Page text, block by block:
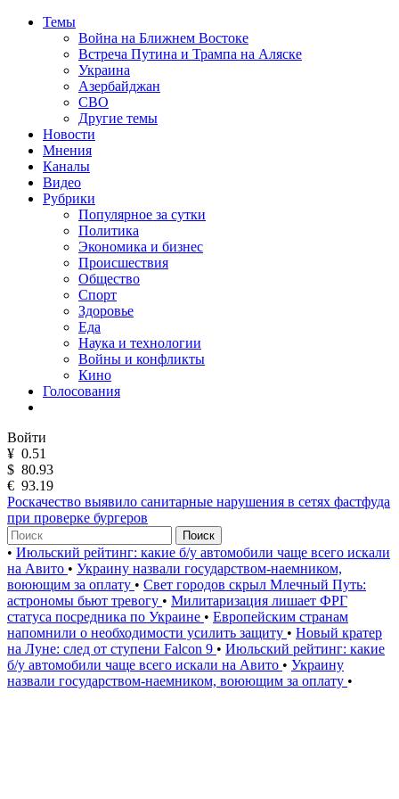
Темы
Война на Ближнем Востоке
Встреча Путина и Трампа на Аляске
Украина
Азербайджан
СВО
Другие темы
Новости
Мнения
Каналы
Видео
Рубрики
Популярное за сутки
Политика
Экономика и бизнес
Происшествия
Общество
Спорт
Здоровье
Еда
Наука и технологии
Войны и конфликты
Кино
Голосования
Войти
¥ 0.51
$ 80.93
€ 93.19
Роскачество выявило санитарные нарушения в сетях фастфуда
при проверке бургеров
Поиск
• Июльский рейтинг: какие б/у автомобили чаще всего искали
на Авито • Украину назвали государством-наемником,
воюющим за оплату • Свет городов скрыл Млечный Путь:
астрономы бьют тревогу • Милитаризация лишает ФРГ
статуса посредника по Украине • Европейским странам
напомнили о необходимости усилить защиту • Новый кратер
на Луне: след от ступени Falcon 9 • Июльский рейтинг: какие
б/у автомобили чаще всего искали на Авито • Украину
назвали государством-наемником, воюющим за оплату •